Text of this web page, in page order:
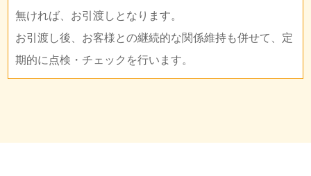
無ければ、お引渡しとなります。
お引渡し後、お客様との継続的な関係維持も併せて、定
期的に点検・チェックを行います。